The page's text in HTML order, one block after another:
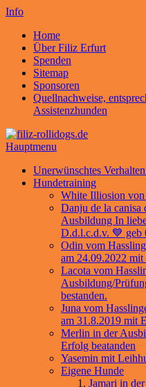
Info
Home
Über Filiz Erfurt
Spenden
Sitemap
Sponsoren
Quellnachweise,
Assistenzhunden
Hauptmenu
Unerwünschtes
Hundetraining
White Illiosion von
Danju de la canisa
Ausbildung In
D.d.l.c.d.v. 💙 geb
Odin vom
am 24.09.2022 mit
Lacota vom
Ausbildung/
bestanden.
Juna vom
am 31.8.2019 mit
Merlin in der
Erfolg beatanden
Yasemin mit
Eigene Hunde
Jamari in